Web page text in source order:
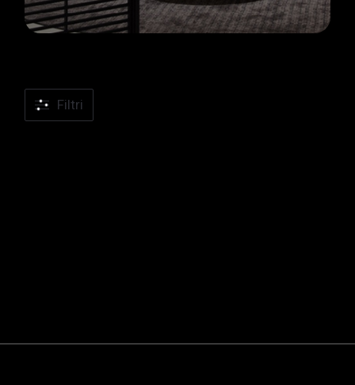
Filtri